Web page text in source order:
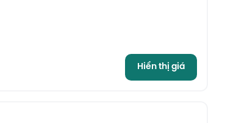
Hiển thị giá